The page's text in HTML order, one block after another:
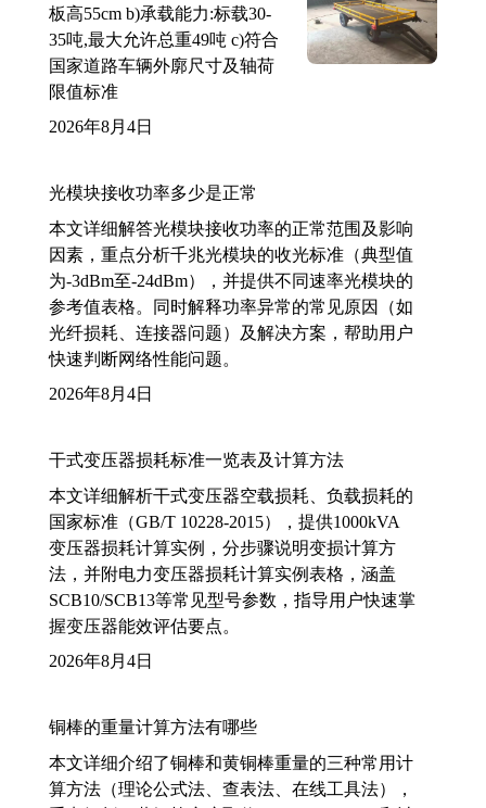
板高55cm b)承载能力:标载30-
35吨,最大允许总重49吨 c)符合
国家道路车辆外廓尺寸及轴荷
限值标准
2026年8月4日
光模块接收功率多少是正常
本文详细解答光模块接收功率的正常范围及影响
因素，重点分析千兆光模块的收光标准（典型值
为-3dBm至-24dBm），并提供不同速率光模块的
参考值表格。同时解释功率异常的常见原因（如
光纤损耗、连接器问题）及解决方案，帮助用户
快速判断网络性能问题。
2026年8月4日
干式变压器损耗标准一览表及计算方法
本文详细解析干式变压器空载损耗、负载损耗的
国家标准（GB/T 10228-2015），提供1000kVA
变压器损耗计算实例，分步骤说明变损计算方
法，并附电力变压器损耗计算实例表格，涵盖
SCB10/SCB13等常见型号参数，指导用户快速掌
握变压器能效评估要点。
2026年8月4日
铜棒的重量计算方法有哪些
本文详细介绍了铜棒和黄铜棒重量的三种常用计
算方法（理论公式法、查表法、在线工具法），